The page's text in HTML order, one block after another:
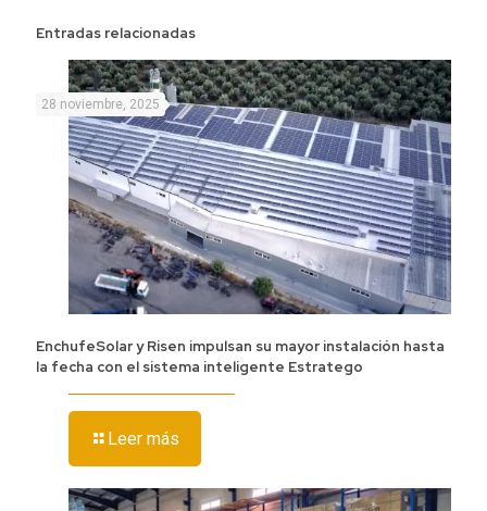
Entradas relacionadas
28 noviembre, 2025
EnchufeSolar y Risen impulsan su mayor instalación hasta
la fecha con el sistema inteligente Estratego
Leer más